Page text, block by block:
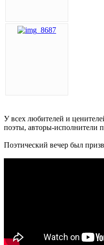
У всех любителей и
поэты, авторы-исполнители
Поэтический вечер был